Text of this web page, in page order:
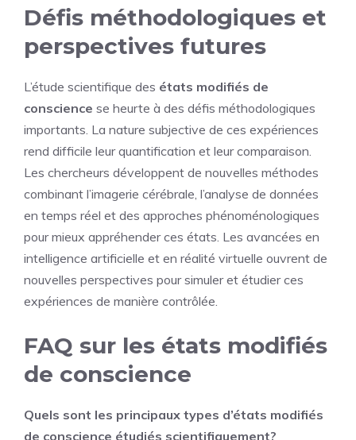
Défis méthodologiques et
perspectives futures
L’étude scientifique des états modifiés de
conscience se heurte à des défis méthodologiques
importants. La nature subjective de ces expériences
rend difficile leur quantification et leur comparaison.
Les chercheurs développent de nouvelles méthodes
combinant l’imagerie cérébrale, l’analyse de données
en temps réel et des approches phénoménologiques
pour mieux appréhender ces états. Les avancées en
intelligence artificielle et en réalité virtuelle ouvrent de
nouvelles perspectives pour simuler et étudier ces
expériences de manière contrôlée.
FAQ sur les états modifiés
de conscience
Quels sont les principaux types d’états modifiés
de conscience étudiés scientifiquement?